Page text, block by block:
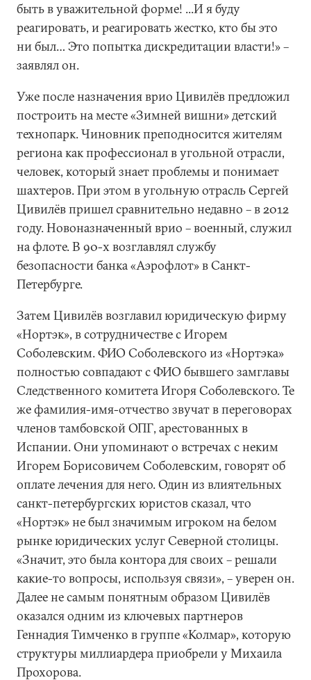
быть в уважительной форме! ...И я буду
реагировать, и реагировать жестко, кто бы это
ни был… Это попытка дискредитации власти!» –
заявлял он.
Уже после назначения врио Цивилёв предложил
построить на месте «Зимней вишни» детский
технопарк. Чиновник преподносится жителям
региона как профессионал в угольной отрасли,
человек, который знает проблемы и понимает
шахтеров. При этом в угольную отрасль Сергей
Цивилёв пришел сравнительно недавно – в 2012
году. Новоназначенный врио – военный, служил
на флоте. В 90-х возглавлял службу
безопасности банка «Аэрофлот» в Санкт-
Петербурге.
Затем Цивилёв возглавил юридическую фирму
«Нортэк», в сотрудничестве с Игорем
Соболевским. ФИО Соболевского из «Нортэка»
полностью совпадают с ФИО бывшего замглавы
Следственного комитета Игоря Соболевского. Те
же фамилия-имя-отчество звучат в переговорах
членов тамбовской ОПГ, арестованных в
Испании. Они упоминают о встречах с неким
Игорем Борисовичем Соболевским, говорят об
оплате лечения для него. Один из влиятельных
санкт-петербургских юристов сказал, что
«Нортэк» не был значимым игроком на белом
рынке юридических услуг Северной столицы.
«Значит, это была контора для своих – решали
какие-то вопросы, используя связи», – уверен он.
Далее не самым понятным образом Цивилёв
оказался одним из ключевых партнеров
Геннадия Тимченко в группе «Колмар», которую
структуры миллиардера приобрели у Михаила
Прохорова.